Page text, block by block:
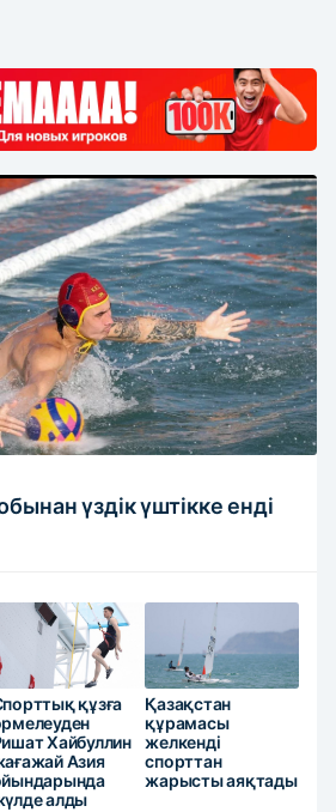
үздік үштікке енді
құзға
Хайбуллин
Азия
алды
Қазақстан
құрамасы
желкенді
спорттан
жарысты аяқтады